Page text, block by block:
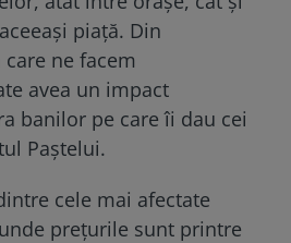
piață. Din
ne facem
avea un impact
banilor pe care îi dau cei
Paștelui.
cele mai afectate
prețurile sunt printre